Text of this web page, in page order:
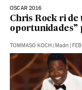
OSCAR 2016
Chris Rock ri de
oportunidades”
TOMMASO KOCH Madri